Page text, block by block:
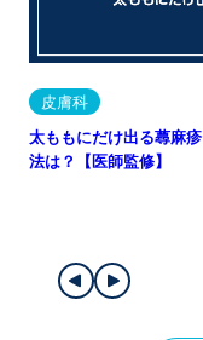
皮膚科
太ももにだけ出る蕁麻
法は？【医師監修】